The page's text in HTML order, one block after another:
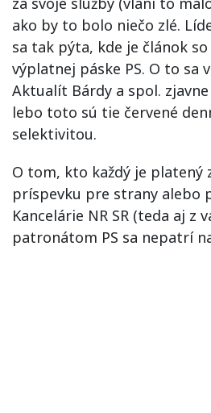
ako by to bolo niečo zlé.
sa tak pýta, kde je článok
výplatnej páske PS. O to sa
Aktualít Bárdy a spol.
lebo toto sú tie červené
selektivitou.
O tom, kto každý je platený
príspevku pre strany alebo
Kancelárie NR SR (teda aj z
patronátom PS sa nepatrí